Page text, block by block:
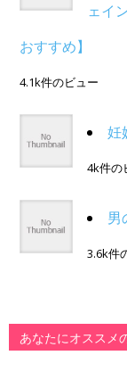
ェイ
おすすめ】
4.1k件のビュー
妊
4k件の
男
3.6k件
あなたにオススメ